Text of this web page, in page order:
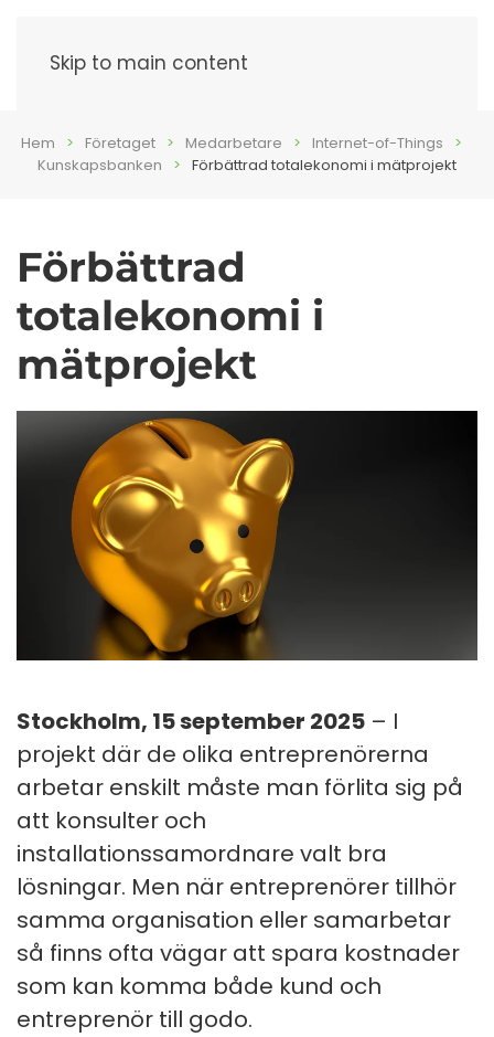
Skip to main content
Hem Företaget Medarbetare
Internet-of-Things
Kunskapsbanken
Förbättrad totalekonomi i mätprojekt
Förbättrad
totalekonomi i
mätprojekt
Stockholm, 15 september 2025 – I
projekt där de olika entreprenörerna
arbetar enskilt måste man förlita sig på
att konsulter och
installationssamordnare valt bra
lösningar. Men när entreprenörer tillhör
samma organisation eller samarbetar
så finns ofta vägar att spara kostnader
som kan komma både kund och
entreprenör till godo.